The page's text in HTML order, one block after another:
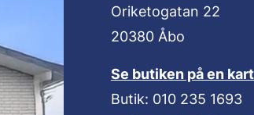
Oriketogatan 22
20380 Åbo
Se butiken på en
Butik: 010 235 1693